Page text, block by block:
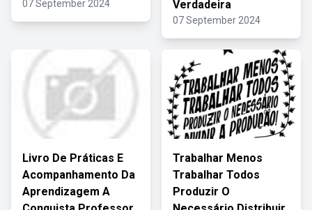
07 September 2024
Verdadeira
07 September 2024
Livro De Práticas E
Acompanhamento Da
Aprendizagem A
Trabalhar Menos
Trabalhar Todos
Produzir O